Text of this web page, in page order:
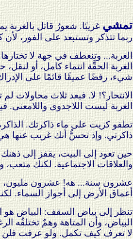
تمشيغريبًا. شعورٌ قاتل بالغربة
ربما تتذكر وتستبعد على الفور،
الغربة... وتنعطف في جهة لا
الغربة الحقَّة انتماء كامل، أو
شيء، رفضًا عميقًا قائمًا على
الانتحار؟! لا. فبعد ثلاث
الغربة ليست اللاجدوى واللامعنى.
تطفو كزيت على ماء ذاكرتك.
ذاكرتي. وإذ تحسُّ أنك غريب عنها هي
حين تعود إلى البيت، يقفز إلى
والعلاقات الاجتماعية. لكنك متعب،
عشرون سنة... هه! عشرون مليون، أو
أعماق الأرض إلى أجواز السماء.
تنظر إلى بياض السقف: البياض هو
البياض، وأن المتاهة وهمٌ تختلقُه
لا تعرف كيف تكمل. ولو عرفت